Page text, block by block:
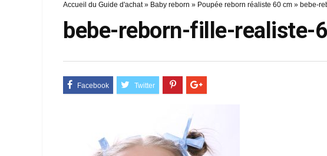
Accueil du Guide d'achat» Baby reborn » Poupée reborn réaliste 60 cm » bebe-
bebe-reborn-fille-realiste-